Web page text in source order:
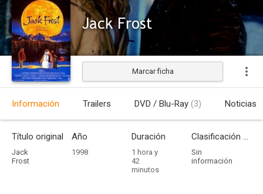
Jack Frost
Estrenada
Marcar ficha
Información Trailers DVD / Blu-Ray (3) Noticias
Título original
Jack
Frost
Año
1998
Duración
1 hora y
42
minutos
Clasificación por edades
Sin
información